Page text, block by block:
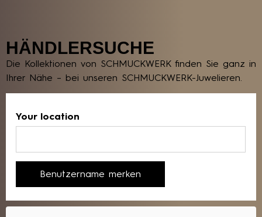
HÄNDLERSUCHE
Die Kollektionen von SCHMUCKWERK finden Sie ganz in
Ihrer Nähe – bei unseren SCHMUCKWERK-Juwelieren.
Your location